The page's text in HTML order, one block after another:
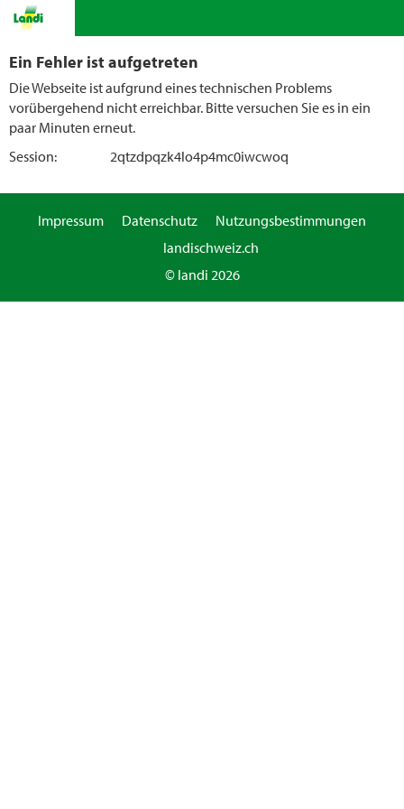
Ein Fehler ist aufgetreten
Die Webseite ist aufgrund eines technischen Problems
vorübergehend nicht erreichbar. Bitte versuchen Sie es in ein
paar Minuten erneut.
Session:
2qtzdpqzk4lo4p4mc0iwcwoq
Impressum Datenschutz
Nutzungsbestimmungen
landischweiz.ch
© landi 2026